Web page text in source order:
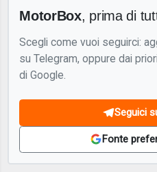
MotorBox, prima di
Scegli come vuoi seguirci:
su Telegram, oppure dai
di Google.
Seguici
Fonte